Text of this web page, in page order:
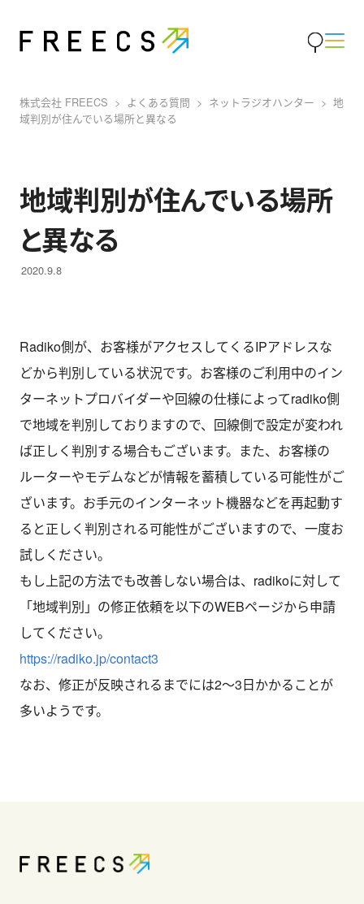
株式会社 FREECS よくある質問 ネットラジオハンター
地
域判別が住んでいる場所と異なる
地域判別が住んでいる場所
と異なる
2020.9.8
Radiko側が、お客様がアクセスしてくるIPアドレスな
どから判別している状況です。お客様のご利用中のイン
ターネットプロバイダーや回線の仕様によってradiko側
で地域を判別しておりますので、回線側で設定が変われ
ば正しく判別する場合もございます。また、お客様の
ルーターやモデムなどが情報を蓄積している可能性がご
ざいます。お手元のインターネット機器などを再起動す
ると正しく判別される可能性がございますので、一度お
試しください。
もし上記の方法でも改善しない場合は、radikoに対して
「地域判別」の修正依頼を以下のWEBページから申請
してください。
https://radiko.jp/contact3
なお、修正が反映されるまでには2～3日かかることが
多いようです。